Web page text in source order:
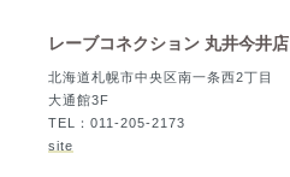
レーブコネクション 丸井今井店
北海道札幌市中央区南一条西2丁目
大通館3F
TEL：011-205-2173
site